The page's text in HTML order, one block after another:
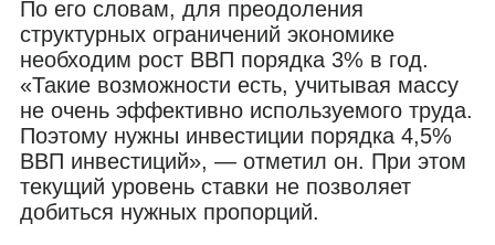
По его словам, для преодоления
структурных ограничений экономике
необходим рост ВВП порядка 3% в год.
«Такие возможности есть, учитывая массу
не очень эффективно используемого труда.
Поэтому нужны инвестиции порядка 4,5%
ВВП инвестиций», — отметил он. При этом
текущий уровень ставки не позволяет
добиться нужных пропорций.